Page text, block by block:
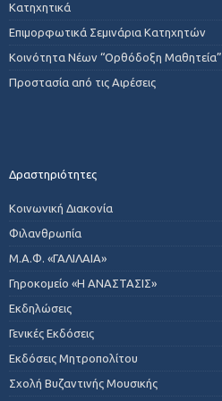
Κατηχητικά
Επιμορφωτικά Σεμινάρια Κατηχητών
Κοινότητα Νέων “Ορθόδοξη Μαθητεία”
Προστασία από τις Αιρέσεις
Δραστηριότητες
Κοινωνική Διακονία
Φιλανθρωπία
Μ.Α.Φ. «ΓΑΛΙΛΑΙΑ»
Γηροκομείο «Η ΑΝΑΣΤΑΣΙΣ»
Εκδηλώσεις
Γενικές Εκδόσεις
Εκδόσεις Μητροπολίτου
Σχολή Βυζαντινής Μουσικής